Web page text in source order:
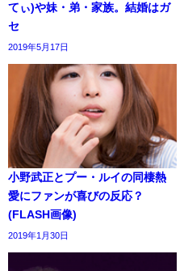
てぃ)や妹・弟・家族。結婚はガ
セ
2019年5月17日
小野武正とプー・ルイの同棲熱
愛にファンが喜びの反応？
(FLASH画像)
2019年1月30日